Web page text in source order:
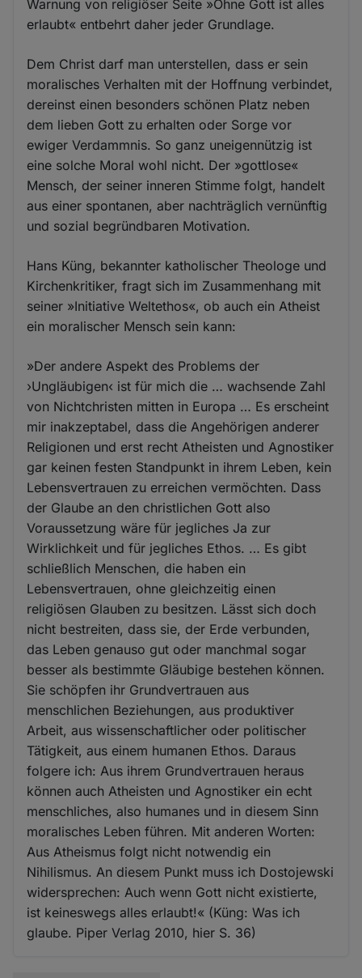
Warnung von religiöser Seite »Ohne Gott ist alles
erlaubt« entbehrt daher jeder Grundlage.
Dem Christ darf man unterstellen, dass er sein
moralisches Verhalten mit der Hoffnung verbindet,
dereinst einen besonders schönen Platz neben
dem lieben Gott zu erhalten oder Sorge vor
ewiger Verdammnis. So ganz uneigennützig ist
eine solche Moral wohl nicht. Der »gottlose«
Mensch, der seiner inneren Stimme folgt, handelt
aus einer spontanen, aber nachträglich vernünftig
und sozial begründbaren Motivation.
Hans Küng, bekannter katholischer Theologe und
Kirchenkritiker, fragt sich im Zusammenhang mit
seiner »Initiative Weltethos«, ob auch ein Atheist
ein moralischer Mensch sein kann:
»Der andere Aspekt des Problems der
›Ungläubigen‹ ist für mich die … wachsende Zahl
von Nichtchristen mitten in Europa … Es erscheint
mir inakzeptabel, dass die Angehörigen anderer
Religionen und erst recht Atheisten und Agnostiker
gar keinen festen Standpunkt in ihrem Leben, kein
Lebensvertrauen zu erreichen vermöchten. Dass
der Glaube an den christlichen Gott also
Voraussetzung wäre für jegliches Ja zur
Wirklichkeit und für jegliches Ethos. … Es gibt
schließlich Menschen, die haben ein
Lebensvertrauen, ohne gleichzeitig einen
religiösen Glauben zu besitzen. Lässt sich doch
nicht bestreiten, dass sie, der Erde verbunden,
das Leben genauso gut oder manchmal sogar
besser als bestimmte Gläubige bestehen können.
Sie schöpfen ihr Grundvertrauen aus
menschlichen Beziehungen, aus produktiver
Arbeit, aus wissenschaftlicher oder politischer
Tätigkeit, aus einem humanen Ethos. Daraus
folgere ich: Aus ihrem Grundvertrauen heraus
können auch Atheisten und Agnostiker ein echt
menschliches, also humanes und in diesem Sinn
moralisches Leben führen. Mit anderen Worten:
Aus Atheismus folgt nicht notwendig ein
Nihilismus. An diesem Punkt muss ich Dostojewski
widersprechen: Auch wenn Gott nicht existierte,
ist keineswegs alles erlaubt!« (Küng: Was ich
glaube. Piper Verlag 2010, hier S. 36)